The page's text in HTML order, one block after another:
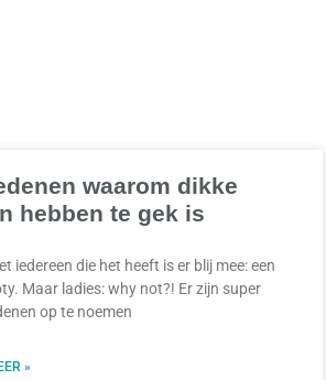
waarom dikke
hebben te gek is
iedereen die het heeft is er blij mee: een
Maar ladies: why not?! Er zijn super
op te noemen
»